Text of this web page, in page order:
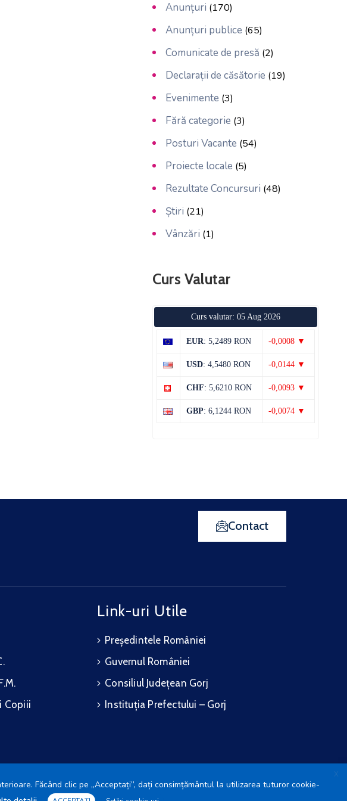
Anunțuri (170)
Anunțuri publice (65)
Comunicate de presă (2)
Declarații de căsătorie (19)
Evenimente (3)
Fără categorie (3)
Posturi Vacante (54)
Proiecte locale (5)
Rezultate Concursuri (48)
Știri (21)
Vânzări (1)
Curs Valutar
Curs valutar: 05 Aug 2026
EUR: 5,2489 RON -0,0008 ▼
USD: 4,5480 RON -0,0144 ▼
CHF: 5,6210 RON -0,0093 ▼
GBP: 6,1244 RON -0,0074 ▼
Contact
Copiii
Link-uri Utile
Președintele României
Guvernul României
Consiliul Județean Gorj
Instituția Prefectului – Gorj
X
Făcând clic pe „Acceptați”, dați consimțământul la utilizarea tuturor cookie-